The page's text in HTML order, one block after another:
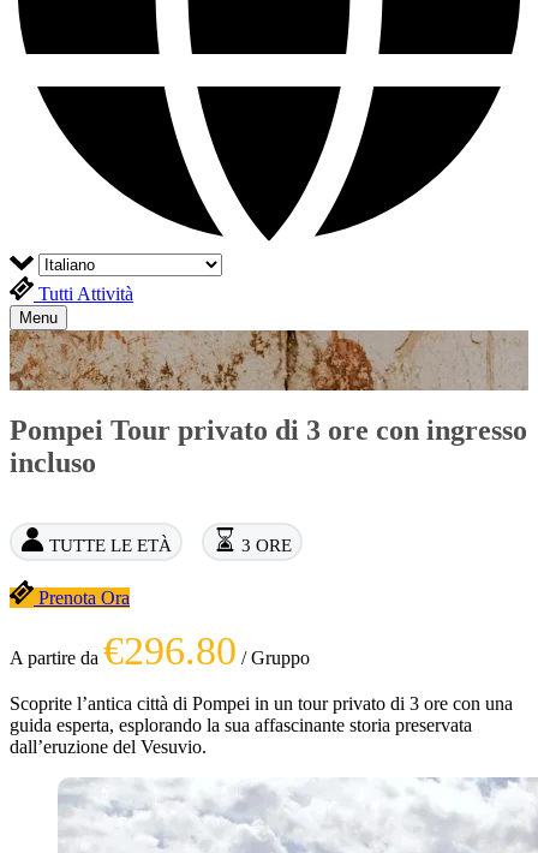
Tutti Attività
Menu
Pompei Tour privato di 3 ore con ingresso
incluso
TUTTE LE ETÀ 3 ORE
Prenota Ora
A partire da €296.80 / Gruppo
Scoprite l’antica città di Pompei in un tour privato di 3 ore con una
guida esperta, esplorando la sua affascinante storia preservata
dall’eruzione del Vesuvio.